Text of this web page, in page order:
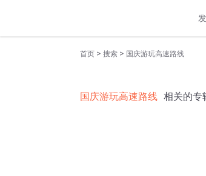
首页 > 搜索 > 国庆游玩高速路线
国庆游玩高速路线 相关的专